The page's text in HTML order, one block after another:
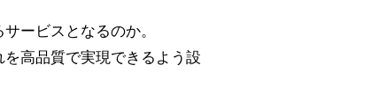
ービスとなるのか。
高品質で実現できるよう設